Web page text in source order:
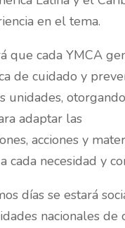
en el tema.
que cada YMCA
de cuidado y
unidades, otorgando
adaptar las
acciones y
cada necesidad y
días se estará
nacionales de